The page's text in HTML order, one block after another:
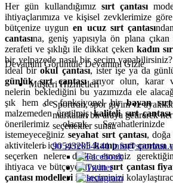
Her gün kullandığımız sırt çantası
ihtiyaçlarımıza ve kişisel zevklerimize
bütçenize uygunen ucuz sırt çantası
cantasına, geniş yapısıyla ön plana
zerafeti ve şıklığı ile dikkat çeken kadın
bir yelpazede nasıl bir seçim
ideal birokul çantası, ister işe ya da
günlük sırt çantasıarıyor olun, karar
nelerin beklediğini bu yazımızda ele
şık hem de fonksiyonel birbayan sırt
malzemeden üretilmişkaliteli sırt çantası
önerilerimiz olacak. Seyahatlerinizde
istemeyeceğiniz seyahat sırt çantası,
aktiviteleri için gereklikamp sırt çantası
seçerken nelere dikkat etmeniz
ihtiyaca ve bütçeye uygunsırt çantası
çantası modelleri ile seçiminizi
Devamını Görüntüle Devamını Gizle
Müşteri Hizmetleri
Sportrun, spor giyim ve
markaları bir araya getirerek
seçenekler sunar.
905432054141